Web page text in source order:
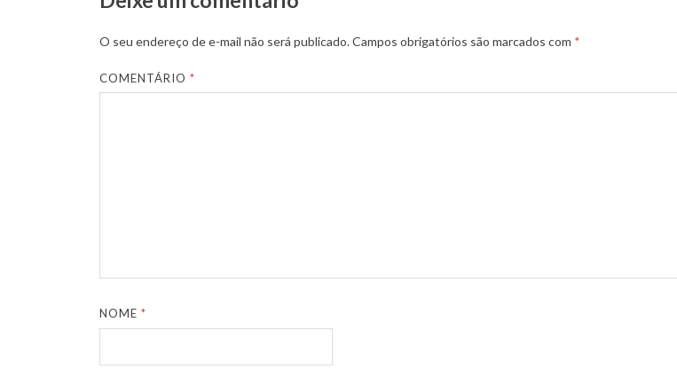
O seu endereço de e-mail não será publicado.Campos obrigatórios são marcados com *
COMENTÁRIO*
NOME*